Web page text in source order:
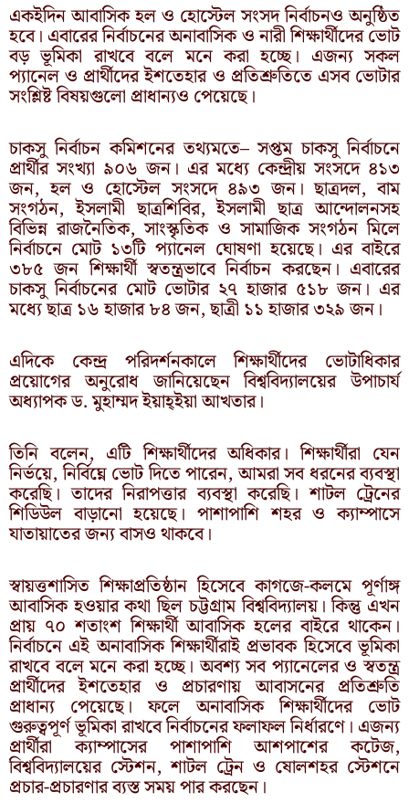
একইদিন আবাসিক হল ও হোস্টেল সংসদ নির্বাচনও অনুষ্ঠিত
হবে। এবারের নির্বাচনের অনাবাসিক ও নারী শিক্ষার্থীদের ভোট
বড় ভূমিকা রাখবে বলে মনে করা হচ্ছে। এজন্য সকল
প্যানেল ও প্রার্থীদের ইশতেহার ও প্রতিশ্রুতিতে এসব ভোটার
সংশ্লিষ্ট বিষয়গুলো প্রাধান্যও পেয়েছে।
চাকসু নির্বাচন কমিশনের তথ্যমতে– সপ্তম চাকসু নির্বাচনে
প্রার্থীর সংখ্যা ৯০৬ জন। এর মধ্যে কেন্দ্রীয় সংসদে ৪১৩
জন, হল ও হোস্টেল সংসদে ৪৯৩ জন। ছাত্রদল, বাম
সংগঠন, ইসলামী ছাত্রশিবির, ইসলামী ছাত্র আন্দোলনসহ
বিভিন্ন রাজনৈতিক, সাংস্কৃতিক ও সামাজিক সংগঠন মিলে
নির্বাচনে মোট ১৩টি প্যানেল ঘোষণা হয়েছে। এর বাইরে
৩৮৫ জন শিক্ষার্থী স্বতন্ত্রভাবে নির্বাচন করছেন। এবারের
চাকসু নির্বাচনের মোট ভোটার ২৭ হাজার ৫১৮ জন। এর
মধ্যে ছাত্র ১৬ হাজার ৮৪ জন, ছাত্রী ১১ হাজার ৩২৯ জন।
এদিকে কেন্দ্র পরিদর্শনকালে শিক্ষার্থীদের ভোটাধিকার
প্রয়োগের অনুরোধ জানিয়েছেন বিশ্ববিদ্যালয়ের উপাচার্য
অধ্যাপক ড. মুহাম্মদ ইয়াহ্ইয়া আখতার।
তিনি বলেন, এটি শিক্ষার্থীদের অধিকার। শিক্ষার্থীরা যেন
নির্ভয়ে, নির্বিঘ্নে ভোট দিতে পারেন, আমরা সব ধরনের ব্যবস্থা
করেছি। তাদের নিরাপত্তার ব্যবস্থা করেছি। শাটল ট্রেনের
শিডিউল বাড়ানো হয়েছে। পাশাপাশি শহর ও ক্যাম্পাসে
যাতায়াতের জন্য বাসও থাকবে।
স্বায়ত্তশাসিত শিক্ষাপ্রতিষ্ঠান হিসেবে কাগজে-কলমে পূর্ণাঙ্গ
আবাসিক হওয়ার কথা ছিল চট্টগ্রাম বিশ্ববিদ্যালয়। কিন্তু এখন
প্রায় ৭০ শতাংশ শিক্ষার্থী আবাসিক হলের বাইরে থাকেন।
নির্বাচনে এই অনাবাসিক শিক্ষার্থীরাই প্রভাবক হিসেবে ভূমিকা
রাখবে বলে মনে করা হচ্ছে। অবশ্য সব প্যানেলের ও স্বতন্ত্র
প্রার্থীদের ইশতেহার ও প্রচারণায় আবাসনের প্রতিশ্রুতি
প্রাধান্য পেয়েছে। ফলে অনাবাসিক শিক্ষার্থীদের ভোট
গুরুত্বপূর্ণ ভূমিকা রাখবে নির্বাচনের ফলাফল নির্ধারণে। এজন্য
প্রার্থীরা ক্যাম্পাসের পাশাপাশি আশপাশের কটেজ,
বিশ্ববিদ্যালয়ের স্টেশন, শাটল ট্রেন ও ষোলশহর স্টেশনে
প্রচার-প্রচারণার ব্যস্ত সময় পার করছেন।